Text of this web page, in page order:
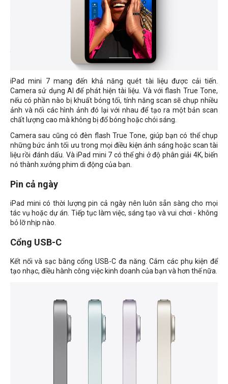
iPad mini 7 mang đến khả năng quét tài liệu được cải tiến.
Camera sử dụng AI để phát hiện tài liệu. Và với flash True Tone,
nếu có phần nào bị khuất bóng tối, tính năng scan sẽ chụp nhiều
ảnh và nối các hình ảnh đó lại với nhau để tạo ra một bản scan
chất lượng cao mà không bị đổ bóng hoặc chói sáng.
Camera sau cũng có đèn flash True Tone, giúp bạn có thể chụp
những bức ảnh tối ưu trong mọi điều kiện ánh sáng hoặc scan tài
liệu rồi đánh dấu. Và iPad mini 7 có thể ghi ở độ phân giải 4K, biến
nó thành xưởng phim di động của bạn.
Pin cả ngày
iPad mini có thời lượng pin cả ngày nên luôn sẵn sàng cho mọi
tác vụ hoặc dự án. Tiếp tục làm việc, sáng tạo và vui chơi - không
bỏ lỡ nhịp nào.
Cổng USB-C
Kết nối và sạc bằng cổng USB-C đa năng. Cắm các phụ kiện để
tạo nhạc, điều hành công việc kinh doanh của bạn và hơn thế nữa.